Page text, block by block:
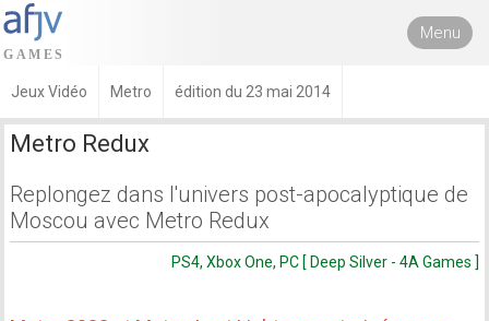
Menu
Jeux Vidéo Metro édition du 23 mai 2014
Metro Redux
Replongez dans l'univers post-apocalyptique de
Moscou avec Metro Redux
PS4, Xbox One, PC [ Deep Silver - 4A Games ]